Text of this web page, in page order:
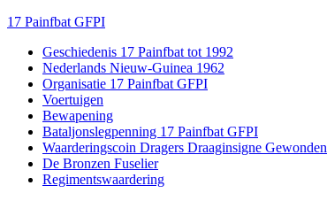
17 Painfbat GFPI
Geschiedenis 17 Painfbat tot 1992
Nederlands Nieuw-Guinea 1962
Organisatie 17 Painfbat GFPI
Voertuigen
Bewapening
Bataljonslegpenning 17 Painfbat GFPI
Waarderingscoin Dragers Draaginsigne Gewonden
De Bronzen Fuselier
Regimentswaardering